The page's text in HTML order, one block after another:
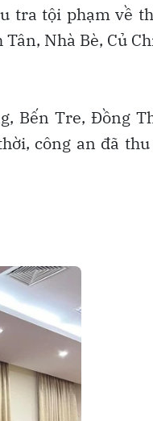
tra tội phạm về
Nhà Bè, Củ
Bến Tre, Đồng
công an đã